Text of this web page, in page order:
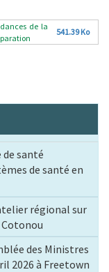
de la
541.39 Ko
de santé
de santé en
régional sur
des Ministres
2026 à Freetown